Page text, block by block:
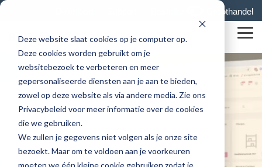
Deze website slaat cookies op je computer op.
Deze cookies worden gebruikt om je
websitebezoek te verbeteren en meer
gepersonaliseerde diensten aan je aan te bieden,
zowel op deze website als via andere media. Zie ons
Privacybeleid voor meer informatie over de cookies
die we gebruiken.
We zullen je gegevens niet volgen als je onze site
bezoekt. Maar om te voldoen aan je voorkeuren
moeten we één kleine cookie gebruiken zodat je
Skip
main
content.
Groothandel